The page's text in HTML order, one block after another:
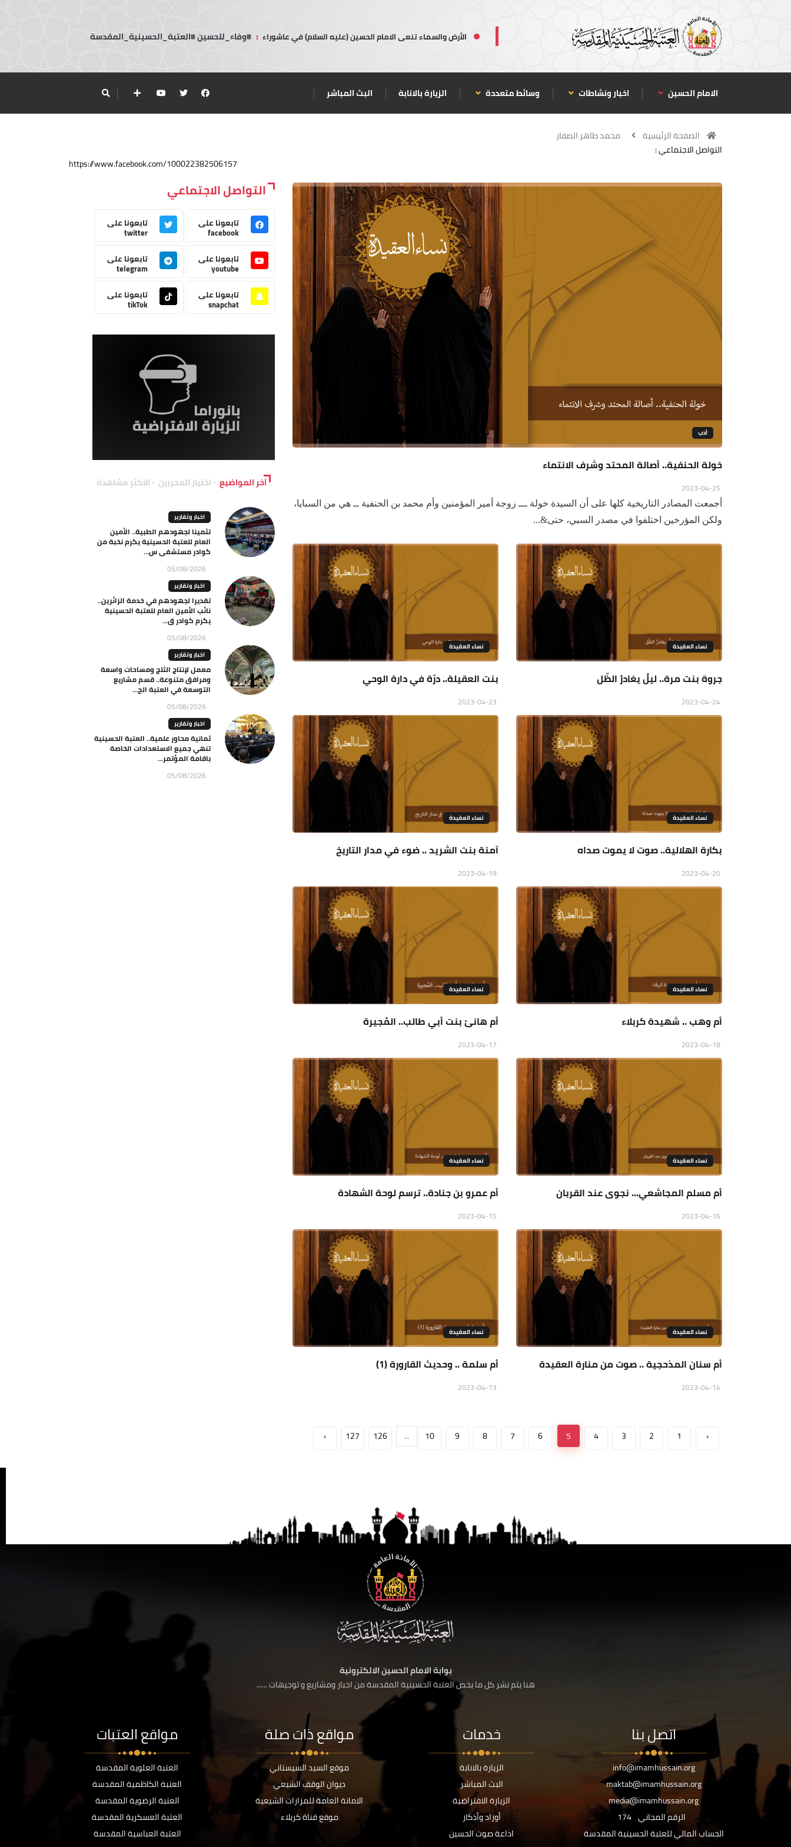
الأرض والسماء تنعى الامام الحسين (عليه السلام) في عاشوراء : #وفاء_للحسين #العتبة_الحسينية_المقدسة
الامام الحسين اخبار ونشاطات وسائط متعددة الزيارة بالانابة البث المباشر
الصفحة الرئيسية
محمد طاهر الصفار
التواصل الاجتماعي :
https://www.facebook.com/100022382506157
أدب
خولة الحنفية.. أصالة المحتد وشرف الانتماء
أجمعت المصادر التاريخية كلها على أن السيدة خولة ـــ زوجة أمير المؤمنين وأم محمد بن الحنفية ــ هي من السبايا،
ولكن المؤرخين اختلفوا في مصدر السبي، حتى&...
نساء العقيدة
جروة بنت مرة.. ليلٌ يغادرُ الظّل
نساء العقيدة
بنت العقيلة.. درّة في دارة الوحي
نساء العقيدة
بكارة الهلالية.. صوت لا يموت صداه
نساء العقيدة
آمنة بنت الشريد .. ضوء في مدار التاريخ
نساء العقيدة
أم وهب .. شهيدة كربلاء
نساء العقيدة
أم هانئ بنت أبي طالب.. المُجيرة
نساء العقيدة
أم مسلم المجاشعي... نجوى عند القربان
نساء العقيدة
أم عمرو بن جنادة.. ترسم لوحة الشهادة
نساء العقيدة
أم سنان المذحجية .. صوت من منارة العقيدة
نساء العقيدة
أم سلمة .. وحديث القارورة (1)
‹
1
2
3
4
5
6
7
8
9
10
...
126
127
›
التواصل الاجتماعي
تابعونا على
facebook
تابعونا على
twitter
تابعونا على
youtube
تابعونا على
telegram
تابعونا على
snapchat
تابعونا على
tikTok
آخر المواضيع اختيار المحررين الاكثر مشاهدة
اخبار وتقارير
تثمينا لجهودهم الطبية.. الأمين
العام للعتبة الحسينية يكرم نخبة من
كوادر مستشفى س...
05/08/2026
اخبار وتقارير
تقديرا لجهودهم في خدمة الزائرين..
نائب الأمين العام للعتبة الحسينية
يكرم كوادر ق...
05/08/2026
اخبار وتقارير
معمل لإنتاج الثلج ومساحات واسعة
ومرافق متنوعة.. قسم مشاريع
التوسعة في العتبة الح...
05/08/2026
اخبار وتقارير
ثمانية محاور علمية.. العتبة الحسينية
تنهي جميع الاستعدادات الخاصة
باقامة المؤتمر...
05/08/2026
بوابة الامام الحسين الالكترونية
هنا يتم نشر كل ما يخص العتبة الحسينية المقدسة من اخبار ومشاريع و توجيهات ......
اتصل بنا
info@imamhussain.org
maktab@imamhussain.org
media@imamhussain.org
الرقم المجاني 174
الحساب المالي للعتبة الحسينية المقدسة
خدمات
الزيارة بالانابة
البث المباشر
الزيارة الافتراضية
أوراد وأذكار
اذاعة صوت الحسين
مواقع ذات صلة
موقع السيد السيستاني
ديوان الوقف الشيعي
الامانة العامة للمزارات الشيعية
موقع قناة كربلاء
مواقع العتبات
العتبة العلوية المقدسة
العتبة الكاظمية المقدسة
العتبة الرضوية المقدسة
العتبة العسكرية المقدسة
العتبة العباسية المقدسة